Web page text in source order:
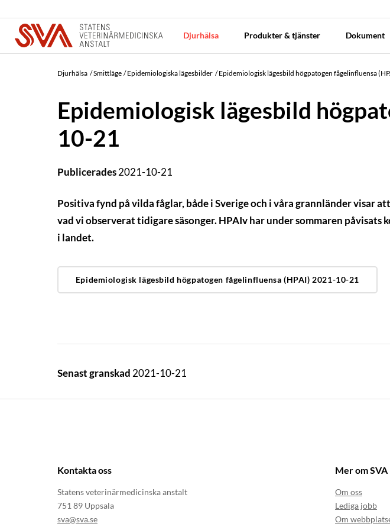
Djurhälsa Produkter & tjänster Dokument
Djurhälsa Smittläge Epidemiologiska lägesbilder Epidemiologisk lägesbild högpatogen fågelinfluensa
Epidemiologisk lägesbild
10-21
Publicerades2021-10-21
Positiva fynd på vilda fåglar, både i Sverige och i våra grannländer
vad vi observerat tidigare säsonger. HPAIv har under sommaren
i landet.
Epidemiologisk lägesbild högpatogen fågelinfluensa (HPAI) 2021-10-21
Senast granskad 2021-10-21
Kontakta oss
Statens veterinärmedicinska anstalt
751 89 Uppsala
sva@sva.se
Mer om SVA
Om oss
Lediga jobb
Om